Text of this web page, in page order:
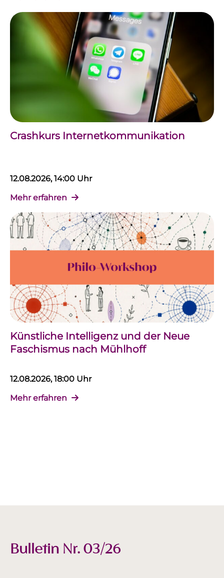
Crashkurs Internetkommunikation
12.08.2026, 14:00 Uhr
Mehr erfahren
Künstliche Intelligenz und der Neue
Faschismus nach Mühlhoff
12.08.2026, 18:00 Uhr
Mehr erfahren
Bulletin Nr. 03/26